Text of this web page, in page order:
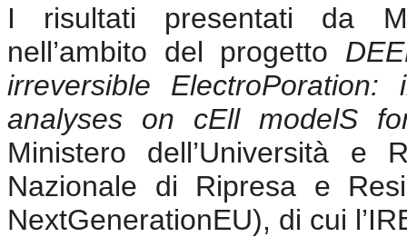
I risultati presentati da
nell’ambito del progetto
irreversible
analyses on cEll modelS
Ministero dell’Università e
Nazionale di Ripresa e
NextGenerationEU), di cui